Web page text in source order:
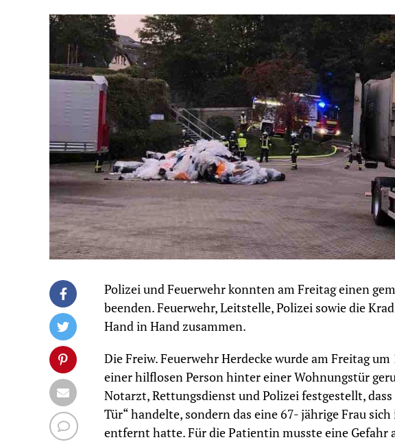
Polizei und Feuerwehr konnten am Freitag einen
beenden. Feuerwehr, Leitstelle, Polizei sowie die
Hand in Hand zusammen.
Die Freiw. Feuerwehr Herdecke wurde am Freitag
einer hilflosen Person hinter einer Wohnungstür
Notarzt, Rettungsdienst und Polizei festgestellt,
Tür“ handelte, sondern das eine 67- jährige Frau
entfernt hatte. Für die Patientin musste eine Gefahr